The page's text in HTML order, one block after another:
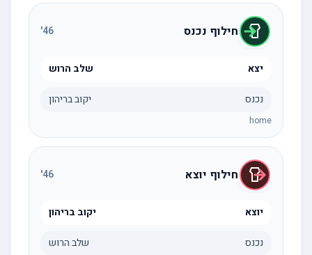
חילוף נכנס 46
'
יצא שלב הרוש
נכנס יקוב בריהון
home
חילוף יוצא 46
'
יוצא יקוב בריהון
נכנס שלב הרוש